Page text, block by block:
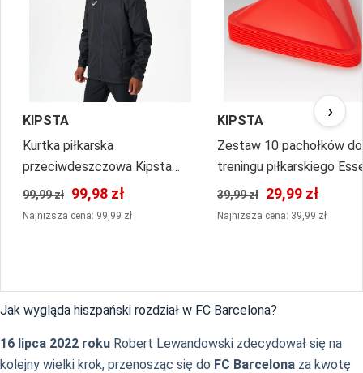
KIPSTA
Kurtka piłkarska
przeciwdeszczowa Kipsta
Viralto Club
99,99 zł 99,98 zł
Najniższa cena: 99,99 zł
KIPSTA
Zestaw 10 pachołków do
treningu piłkarskiego
39,99 zł 29,99 zł
Najniższa cena: 39,99 zł
›
Jak wygląda hiszpański rozdział w FC Barcelona?
16 lipca 2022 roku Robert Lewandowski zdecydował się na
kolejny wielki krok, przenosząc się do FC Barcelona za kwotę